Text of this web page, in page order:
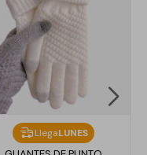
LlegaLUNES